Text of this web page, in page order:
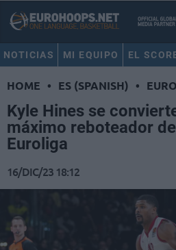
NOTICIAS MI EQUIPO EL
HOME • ES (SPANISH) •
Kyle Hines se
máximo reboteador
Euroliga
16/DIC/23 18:12